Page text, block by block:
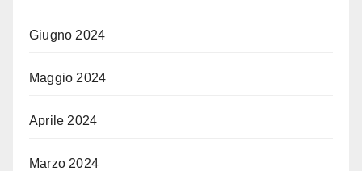
Giugno 2024
Maggio 2024
Aprile 2024
Marzo 2024